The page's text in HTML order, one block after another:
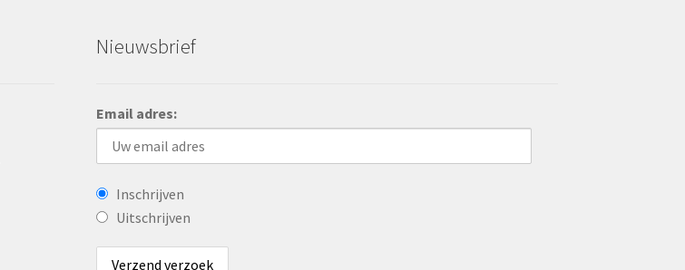
Nieuwsbrief
Email adres:
Inschrijven
Uitschrijven